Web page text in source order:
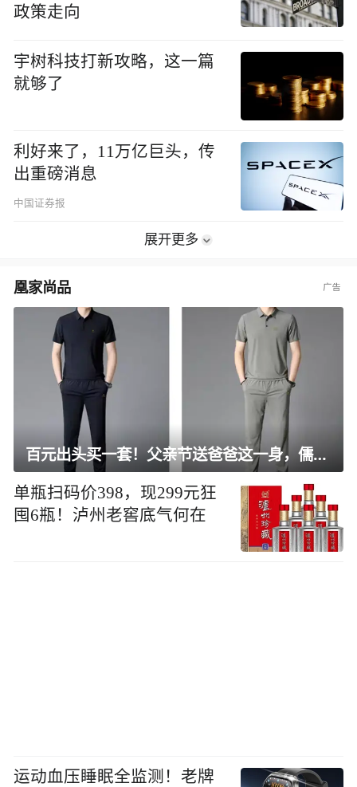
政策走向
宇树科技打新攻略，这一篇
就够了
利好来了，11万亿巨头，传
出重磅消息
中国证券报
展开更多
凰家尚品
百元出头买一套！父亲节送爸爸这一身，儒雅有型还凉爽
单瓶扫码价398，现299元狂
囤6瓶！泸州老窖底气何在
运动血压睡眠全监测！老牌